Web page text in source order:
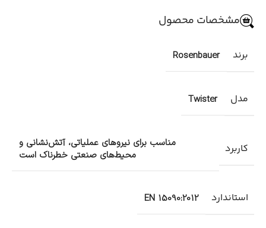
مشخصات محصول
برند Rosenbauer
مدل Twister
کاربرد
مناسب برای نیروهای عملیاتی، آتش‌نشانی و
محیط‌های صنعتی خطرناک است
استاندارد EN 15090:2012